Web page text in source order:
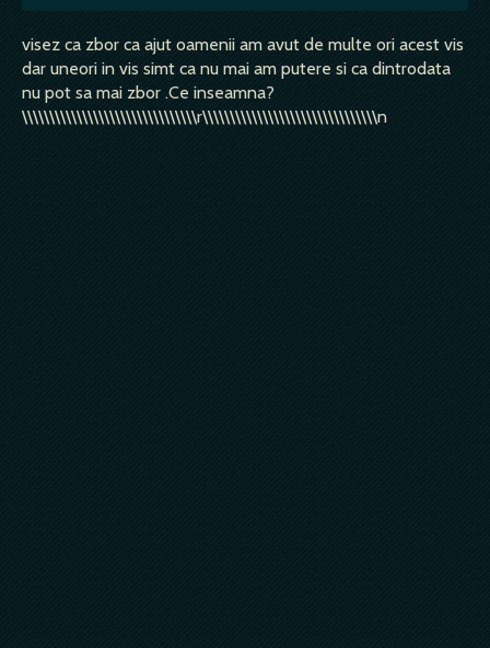
visez ca zbor ca ajut oamenii am avut de multe ori acest vis
dar uneori in vis simt ca nu mai am putere si ca dintrodata
nu pot sa mai zbor .Ce inseamna?
\\\\\\\\\\\\\\\\\\\\\\\\\\\\\\\\r\\\\\\\\\\\\\\\\\\\\\\\\\\\\\\\\n